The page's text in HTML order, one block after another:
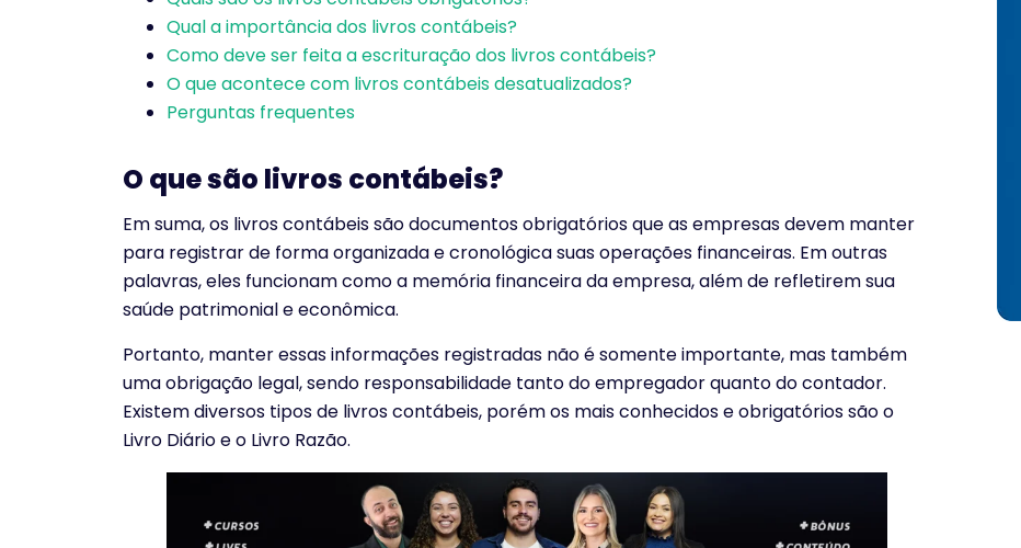
Qual a importância dos livros contábeis?
Como deve ser feita a escrituração dos livros contábeis?
O que acontece com livros contábeis desatualizados?
Perguntas frequentes
O que são livros contábeis?
Em suma, os livros contábeis são documentos obrigatórios que as empresas devem manter
para registrar de forma organizada e cronológica suas operações financeiras. Em outras
palavras, eles funcionam como a memória financeira da empresa, além de refletirem sua
saúde patrimonial e econômica.
Portanto, manter essas informações registradas não é somente importante, mas também
uma obrigação legal, sendo responsabilidade tanto do empregador quanto do contador.
Existem diversos tipos de livros contábeis, porém os mais conhecidos e obrigatórios são o
Livro Diário e o Livro Razão.